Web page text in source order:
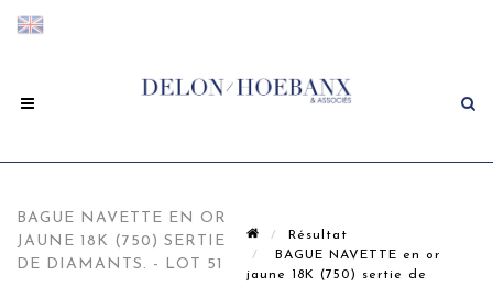
BAGUE NAVETTE EN OR
JAUNE 18K (750) SERTIE
DE DIAMANTS. - LOT 51
Résultat
BAGUE NAVETTE en or
jaune 18K (750) sertie de